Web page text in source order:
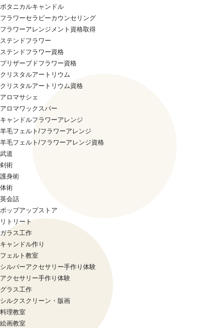
ボタニカルキャンドル
フラワーセラピーカウンセリング
フラワーアレンジメント資格取得
ステンドフラワー
ステンドフラワー資格
プリザーブドフラワー資格
クリスタルアートリウム
クリスタルアートリウム資格
アロマサシェ
アロマワックスバー
キャンドルフラワーアレンジ
羊毛フェルト/フラワーアレンジ
羊毛フェルト/フラワーアレンジ資格
武道
剣術
護身術
体術
英会話
ポップアップストア
リトリート
ガラス工作
キャンドル作り
フェルト教室
シルバーアクセサリー手作り体験
アクセサリー手作り体験
グラス工作
シルクスクリーン・版画
料理教室
絵画教室